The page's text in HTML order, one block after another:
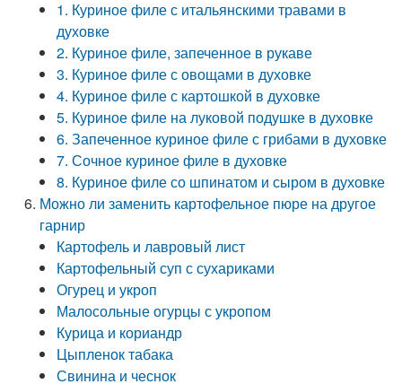
1. Куриное филе с итальянскими травами в
духовке
2. Куриное филе, запеченное в рукаве
3. Куриное филе с овощами в духовке
4. Куриное филе с картошкой в духовке
5. Куриное филе на луковой подушке в духовке
6. Запеченное куриное филе с грибами в духовке
7. Сочное куриное филе в духовке
8. Куриное филе со шпинатом и сыром в духовке
Можно ли заменить картофельное пюре на другое
гарнир
Картофель и лавровый лист
Картофельный суп с сухариками
Огурец и укроп
Малосольные огурцы с укропом
Курица и кориандр
Цыпленок табака
Свинина и чеснок